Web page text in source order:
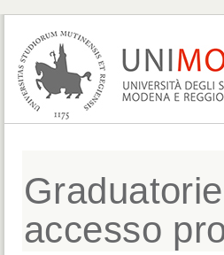
accesso